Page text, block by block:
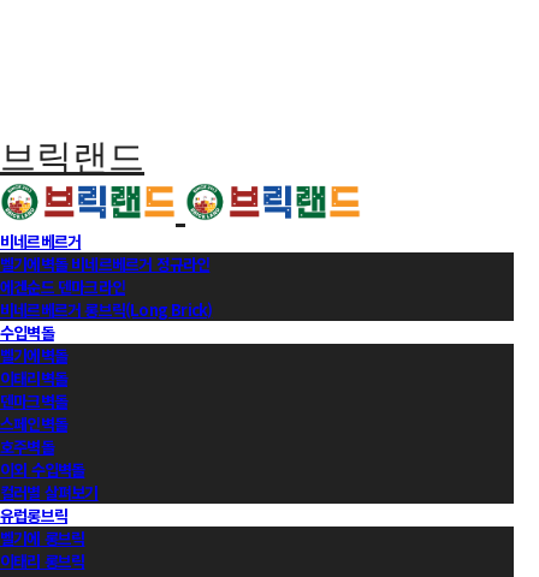
브릭랜드
비네르베르거
벨기에벽돌 비네르베르거 정규라인
에겐순드 덴마크라인
비네르베르거 롱브릭(Long Brick)
수입벽돌
벨기에벽돌
이태리벽돌
덴마크벽돌
스페인벽돌
호주벽돌
이외 수입벽돌
컬러별 살펴보기
유럽롱브릭
벨기에 롱브릭
이태리 롱브릭